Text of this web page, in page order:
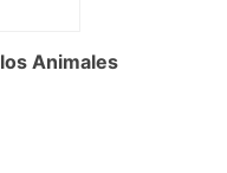
Animales